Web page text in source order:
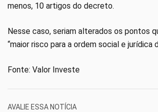
menos, 10 artigos do decreto.
Nesse caso, seriam alterados os pontos
“maior risco para a ordem social e jurídica
Fonte: Valor Investe
AVALIE ESSA NOTÍCIA